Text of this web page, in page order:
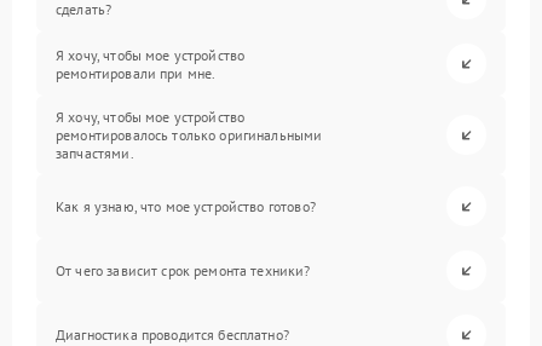
сделать?
Я хочу, чтобы мое устройство
ремонтировали при мне.
Я хочу, чтобы мое устройство
ремонтировалось только оригинальными
запчастями.
Как я узнаю, что мое устройство готово?
От чего зависит срок ремонта техники?
Диагностика проводится бесплатно?